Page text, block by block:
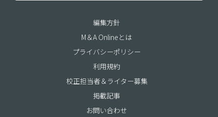
編集方針
M＆A Onlineとは
プライバシーポリシー
利用規約
校正担当者＆ライター募集
掲載記事
お問い合わせ